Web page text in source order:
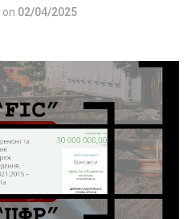
on 02/04/2025